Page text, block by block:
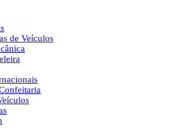
de Veículos